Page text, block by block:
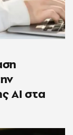
AI στα